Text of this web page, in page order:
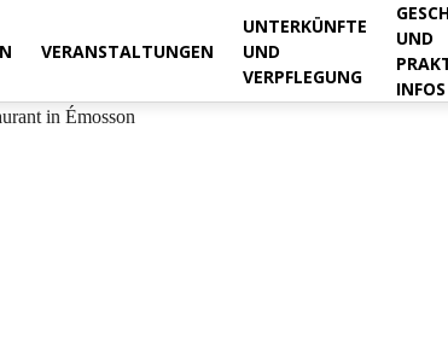
VERANSTALTUNGEN
UNTERKÜNFTE
UND
VERPFLEGUNG
UND
INFOS